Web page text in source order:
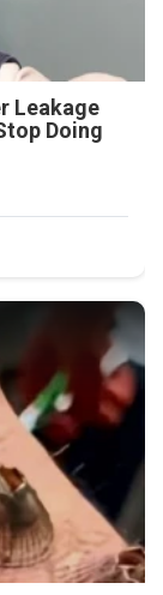
Leakage
Doing